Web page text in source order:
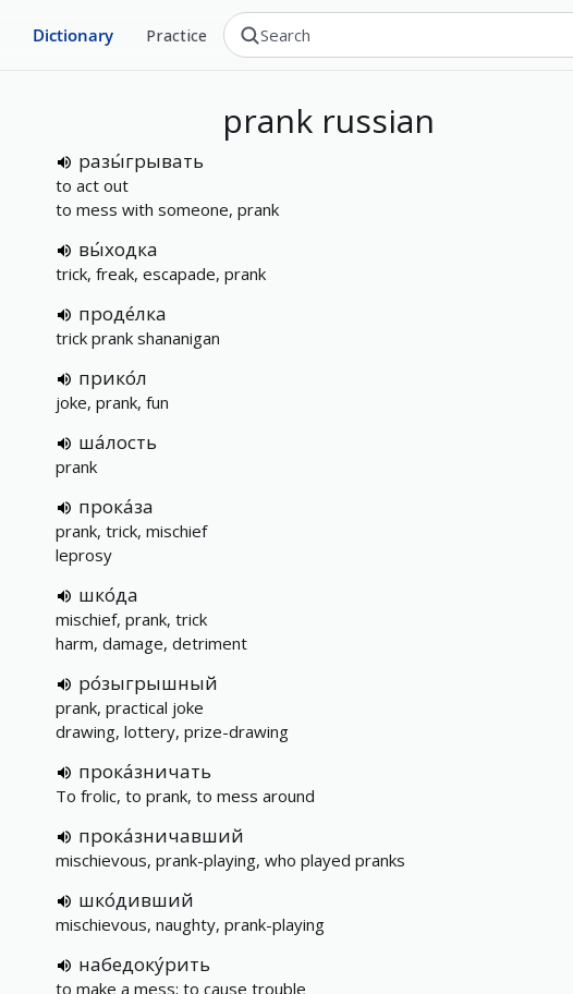
Dictionary Practice
prank russian
разы́грывать
to act out
to mess with someone, prank
вы́ходка
trick, freak, escapade, prank
проде́лка
trick prank shananigan
прико́л
joke, prank, fun
ша́лость
prank
прока́за
prank, trick, mischief
leprosy
шко́да
mischief, prank, trick
harm, damage, detriment
ро́зыгрышный
prank, practical joke
drawing, lottery, prize-drawing
прока́зничать
To frolic, to prank, to mess around
прока́зничавший
mischievous, prank-playing, who played pranks
шко́дивший
mischievous, naughty, prank-playing
набедоку́рить
to make a mess; to cause trouble